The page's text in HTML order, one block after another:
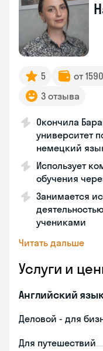
5 от
3 отзыва
Окончила
университет
немецкий
Использует
обучения
Занимается
учениками
Читать дальше
Услуги и
Английский
Деловой - для
Для путешествий